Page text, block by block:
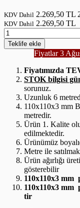
KDV Dahil 2.269,50 TL
KDV Dahil 2.269,50 TL
Teklife ekle
Fiyatlar 3
Fiyatımızda
STOK bilgisi
sorunuz.
Uzunluk 6
110x110x3 mm
metredir.
Ürün 1. Kalite
edilmektedir.
Ürünümüz
Metre ile
Ürün ağırlığı
gösterebilir
110x110x3 mm
110x110x3 mm
tir